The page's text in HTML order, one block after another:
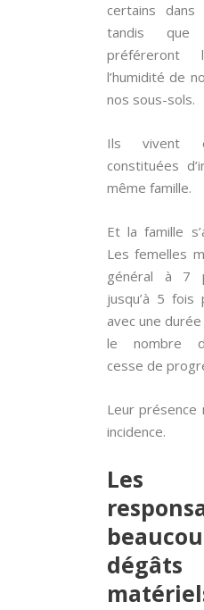
certains dans
tandis
l’humidité de
nos sous-sols.
Ils vivent
constituées
même famille.
Et la famille
Les femelles
général à 7
jusqu’à 5 fois
avec une durée
le nombre
cesse de
Leur présence
incidence.
Les
dégâts